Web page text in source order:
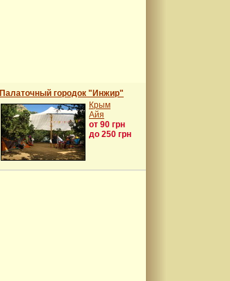
Палаточный городок "Инжир"
Крым
Айя
от 90 грн
до 250 грн